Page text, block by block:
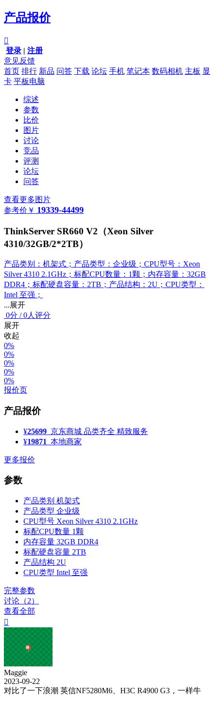
产品报价

登录 | 注册
意见反馈
首页 排行 新品 问答 下载 论坛 手机 笔记本 数码相机 主板 显
卡 平板电脑
综述
参数
比价
图片
讨论
竞品
评测
论坛
问答
查看更多图片
参考价 ￥ 19339-44499
ThinkServer SR660 V2（Xeon Silver
4310/32GB/2*2TB）
产品类别：机架式；产品类型：企业级；CPU型号：Xeon
Silver 4310 2.1GHz；标配CPU数量：1颗；内存容量：32GB
DDR4；标配硬盘容量：2TB；产品结构：2U；CPU类型：
Intel 至强；
...展开
0分 /0人评分
展开
收起
0%
0%
0%
0%
0%
报价页
产品报价
¥25699 京东商城 品类齐全 精致服务
¥19871 本地商家
更多报价
参数
产品类别 机架式
产品类型 企业级
CPU型号 Xeon Silver 4310 2.1GHz
标配CPU数量 1颗
内存容量 32GB DDR4
标配硬盘容量 2TB
产品结构 2U
CPU类型 Intel 至强
完整参数
讨论（2）
查看全部

Maggie
2023-09-22
对比了一下浪潮 英信NF5280M6、H3C R4900 G3，一样牛